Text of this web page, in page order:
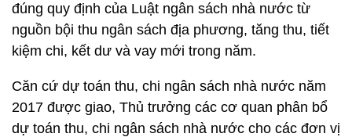
đúng quy định của Luật ngân sách nhà nước từ
nguồn bội thu ngân sách địa phương, tăng thu, tiết
kiệm chi, kết dư và vay mới trong năm.
Căn cứ dự toán thu, chi ngân sách nhà nước năm
2017 được giao, Thủ trưởng các cơ quan phân bổ
dự toán thu, chi ngân sách nhà nước cho các đơn vị